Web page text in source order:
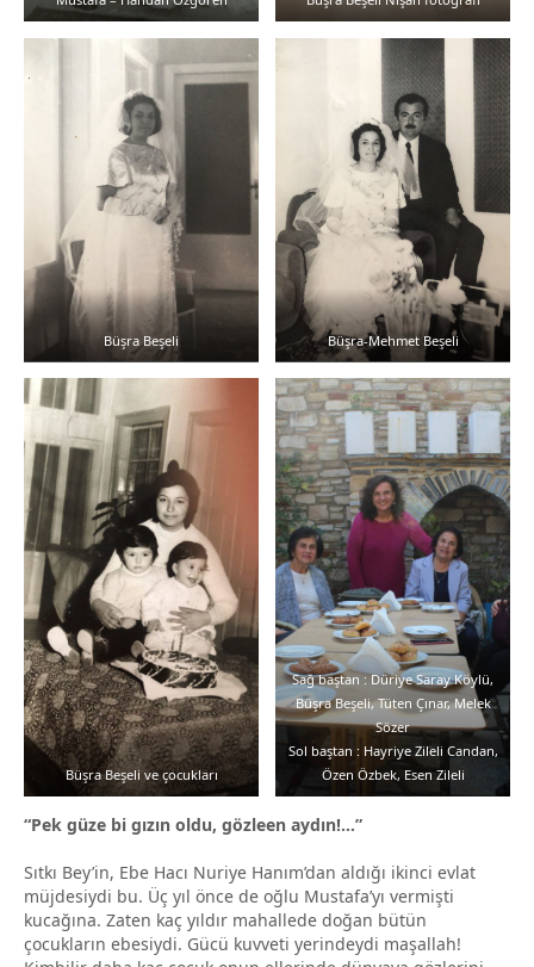
Büşra Beşeli Büşra-Mehmet Beşeli
Büşra Beşeli ve çocukları
Sağ baştan : Düriye Saray Köylü,
Büşra Beşeli, Tüten Çınar, Melek
Sözer
Sol baştan : Hayriye Zileli Candan,
Özen Özbek, Esen Zileli
“Pek güze bi gızın oldu, gözleen aydın!…”
Sıtkı Bey’in, Ebe Hacı Nuriye Hanım’dan aldığı ikinci evlat
müjdesiydi bu. Üç yıl önce de oğlu Mustafa’yı vermişti
kucağına. Zaten kaç yıldır mahallede doğan bütün
çocukların ebesiydi. Gücü kuvveti yerindeydi maşallah!